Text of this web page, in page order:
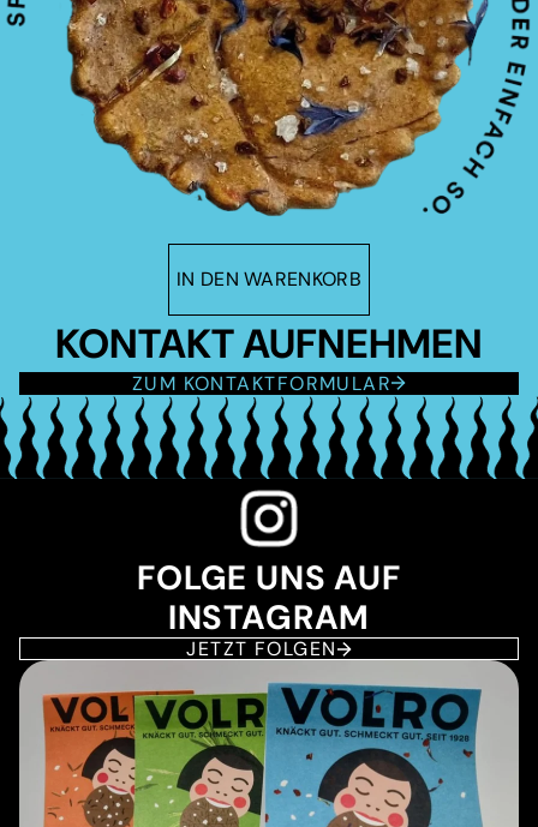
IN DEN WARENKORB
KONTAKT AUFNEHMEN
ZUM KONTAKTFORMULAR
FOLGE UNS AUF
INSTAGRAM
JETZT FOLGEN